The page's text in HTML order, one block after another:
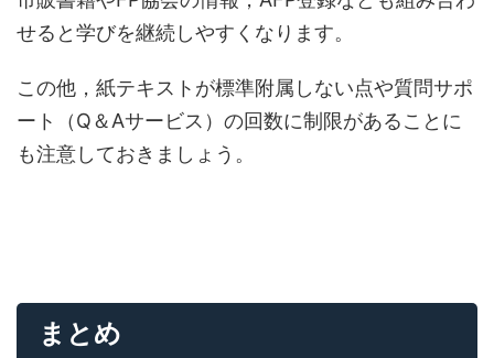
せると学びを継続しやすくなります。
この他，紙テキストが標準附属しない点や質問サポ
ート（Q＆Aサービス）の回数に制限があることに
も注意しておきましょう。
まとめ